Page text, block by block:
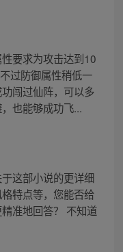
要求为攻击达到10
过防御属性稍低一
闯过仙阵，可以多
也能够成功飞...
这部小说的更详细
特点等，您能否给
准地回答？ 不知道